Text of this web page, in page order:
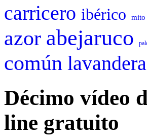
carricero ibérico mito
azor abejaruco
común lavandera
Décimo vídeo
line gratuito